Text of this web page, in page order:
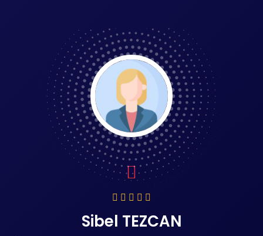
Sibel TEZCAN